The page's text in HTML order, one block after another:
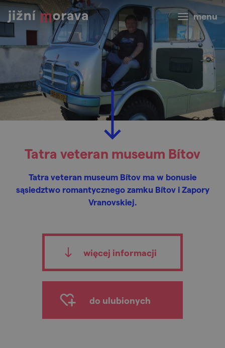
menu
Tatra veteran museum Bítov
Tatra veteran museum Bítov ma w bonusie
sąsiedztwo romantycznego zamku Bítov i Zapory
Vranovskiej.
więcej informacji
do ulubionych